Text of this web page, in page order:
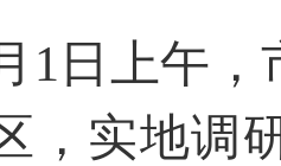
日上午，
，实地调